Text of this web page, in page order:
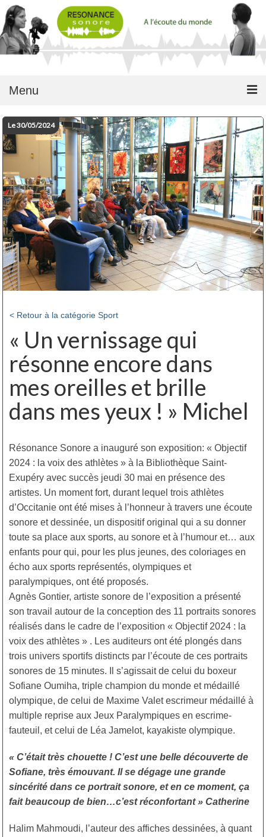
Menu
Le 30/05/2024
< Retour à la catégorie Sport
« Un vernissage qui
résonne encore dans
mes oreilles et brille
dans mes yeux ! » Michel
Résonance Sonore a inauguré son exposition: « Objectif
2024 : la voix des athlètes » à la Bibliothèque Saint-
Exupéry avec succès jeudi 30 mai en présence des
artistes. Un moment fort, durant lequel trois athlètes
d’Occitanie ont été mises à l’honneur à travers une écoute
sonore et dessinée, un dispositif original qui a su donner
toute sa place aux sports, au sonore et à l’humour et… aux
enfants pour qui, pour les plus jeunes, des coloriages en
écho aux sports représentés, olympiques et
paralympiques, ont été proposés.
Agnès Gontier, artiste sonore de l’exposition a présenté
son travail autour de la conception des 11 portraits sonores
réalisés dans le cadre de l’exposition « Objectif 2024 : la
voix des athlètes » . Les auditeurs ont été plongés dans
trois univers sportifs distincts par l’écoute de ces portraits
sonores de 15 minutes. Il s’agissait de celui du boxeur
Sofiane Oumiha, triple champion du monde et médaillé
olympique, de celui de Maxime Valet escrimeur médaillé à
multiple reprise aux Jeux Paralympiques en escrime-
fauteuil, et celui de Léa Jamelot, kayakiste olympique.
« C’était très chouette ! C’est une belle découverte de
Sofiane, très émouvant. Il se dégage une grande
sincérité dans ce portrait sonore, et en ce moment, ça
fait beaucoup de bien…c’est réconfortant » Catherine
Halim Mahmoudi, l’auteur des affiches dessinées, à quant